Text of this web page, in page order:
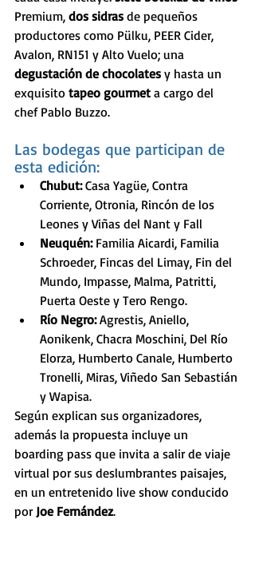
Premium, dos sidras de pequeños
productores como Pülku, PEER Cider,
Avalon, RN151 y Alto Vuelo; una
degustación de chocolates y hasta un
exquisito tapeo gourmet a cargo del
chef Pablo Buzzo.
Las bodegas que participan de
esta edición:
Chubut: Casa Yagüe, Contra
Corriente, Otronia, Rincón de los
Leones y Viñas del Nant y Fall
Neuquén: Familia Aicardi, Familia
Schroeder, Fincas del Limay, Fin del
Mundo, Impasse, Malma, Patritti,
Puerta Oeste y Tero Rengo.
Río Negro: Agrestis, Aniello,
Aonikenk, Chacra Moschini, Del Río
Elorza, Humberto Canale, Humberto
Tronelli, Miras, Viñedo San Sebastián
y Wapisa.
Según explican sus organizadores,
además la propuesta incluye un
boarding pass que invita a salir de viaje
virtual por sus deslumbrantes paisajes,
en un entretenido live show conducido
por Joe Fernández.